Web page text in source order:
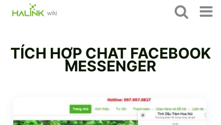
TÍCH HỢP CHAT FACEBOOK
MESSENGER